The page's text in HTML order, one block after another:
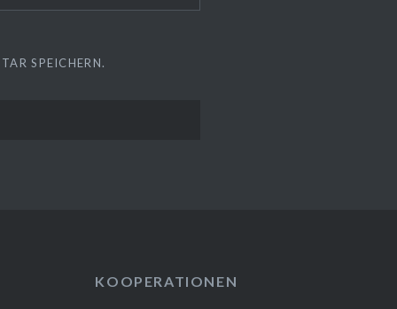
SPEICHERN.
KOOPERATIONEN